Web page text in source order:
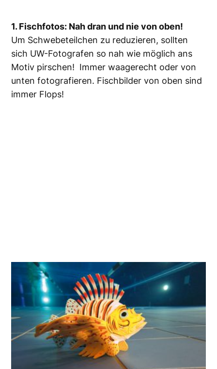
1. Fischfotos: Nah dran und nie von oben!
Um Schwebeteilchen zu reduzieren, sollten
sich UW-Fotografen so nah wie möglich ans
Motiv pirschen! Immer waagerecht oder von
unten fotografieren. Fischbilder von oben sind
immer Flops!